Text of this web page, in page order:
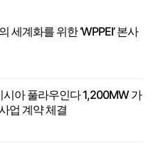
세계화를 위한 ‘WPPEI’ 본사
시아 풀라우인다 1,200MW 가
업 계약 체결